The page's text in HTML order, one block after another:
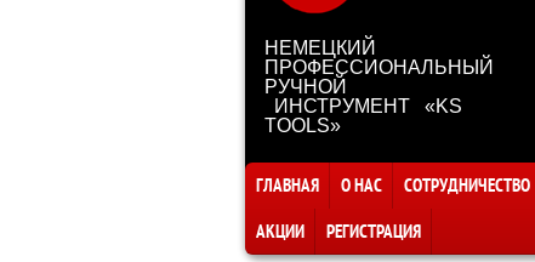
НЕМЕЦКИЙ
ПРОФЕССИОНАЛЬНЫЙ
РУЧНОЙ
ИНСТРУМЕНТ «KS
TOOLS»
ГЛАВНАЯ О НАС СОТРУДНИЧЕСТВО
АКЦИИ
РЕГИСТРАЦИЯ